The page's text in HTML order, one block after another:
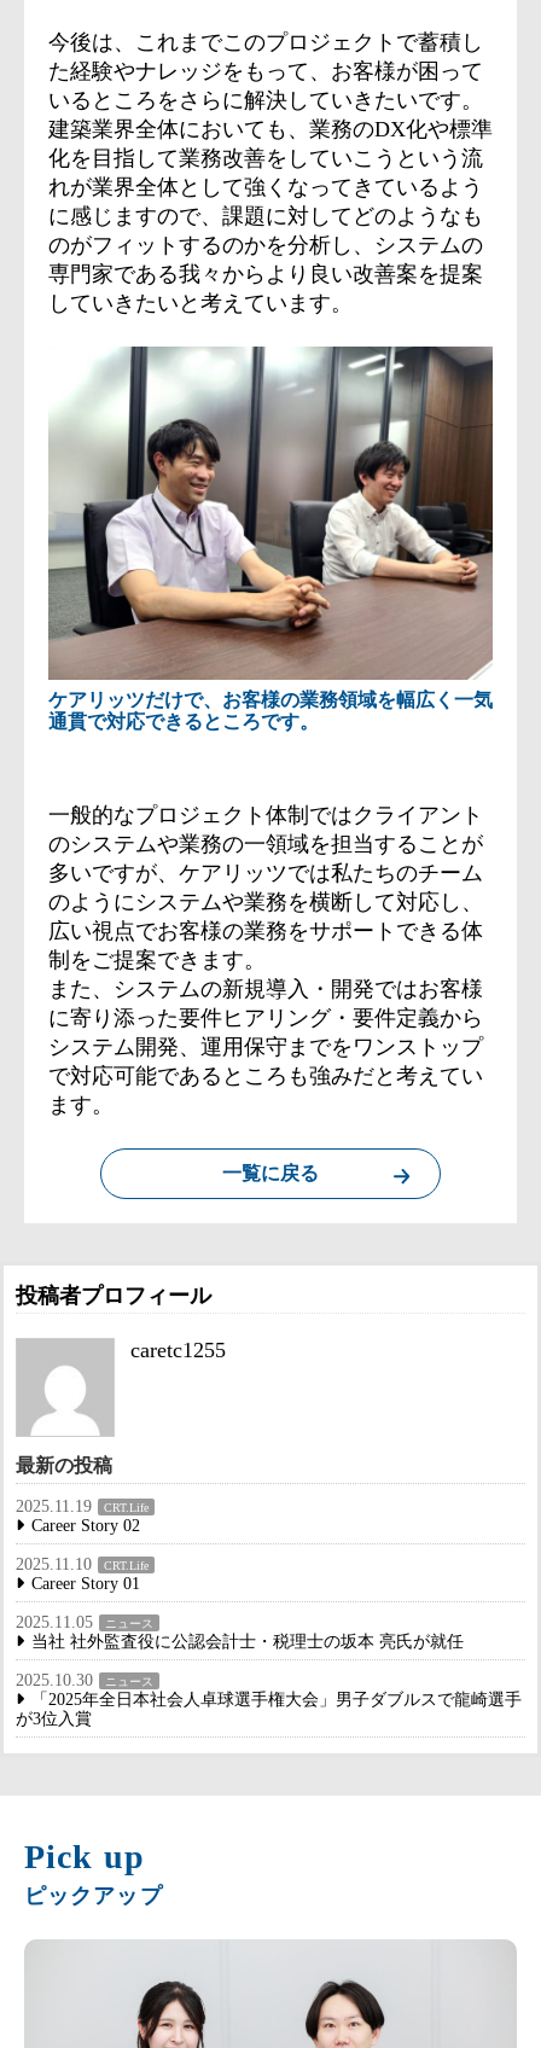
今後は、これまでこのプロジェクトで蓄積し
た経験やナレッジをもって、お客様が困って
いるところをさらに解決していきたいです。
建築業界全体においても、業務のDX化や標準
化を目指して業務改善をしていこうという流
れが業界全体として強くなってきているよう
に感じますので、課題に対してどのようなも
のがフィットするのかを分析し、システムの
専門家である我々からより良い改善案を提案
していきたいと考えています。
ケアリッツだけで、お客様の業務領域を幅広く一気
通貫で対応できるところです。
一般的なプロジェクト体制ではクライアント
のシステムや業務の一領域を担当することが
多いですが、ケアリッツでは私たちのチーム
のようにシステムや業務を横断して対応し、
広い視点でお客様の業務をサポートできる体
制をご提案できます。
また、システムの新規導入・開発ではお客様
に寄り添った要件ヒアリング・要件定義から
システム開発、運用保守までをワンストップ
で対応可能であるところも強みだと考えてい
ます。
一覧に戻る
投稿者プロフィール
caretc1255
最新の投稿
2025.11.19 CRT.Life
Career Story 02
2025.11.10 CRT.Life
Career Story 01
2025.11.05 ニュース
当社 社外監査役に公認会計士・税理士の坂本 亮氏が就任
2025.10.30 ニュース
「2025年全日本社会人卓球選手権大会」男子ダブルスで龍崎選手
が3位入賞
Pick up
ピックアップ